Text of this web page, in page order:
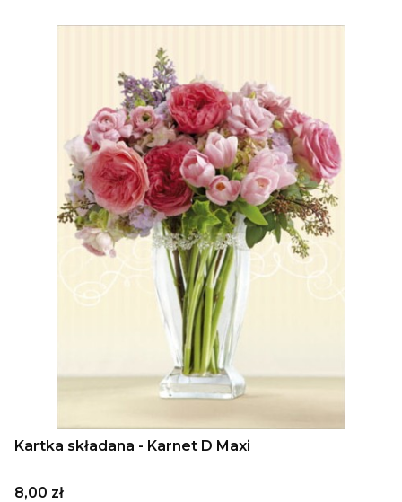
Kartka składana - Karnet D Maxi
Cena
8,00 zł